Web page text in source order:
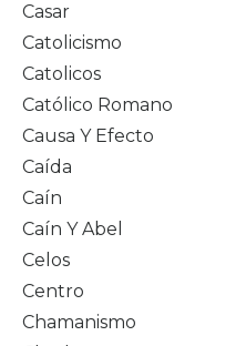
Casar
Catolicismo
Catolicos
Católico Romano
Causa Y Efecto
Caída
Caín
Caín Y Abel
Celos
Centro
Chamanismo